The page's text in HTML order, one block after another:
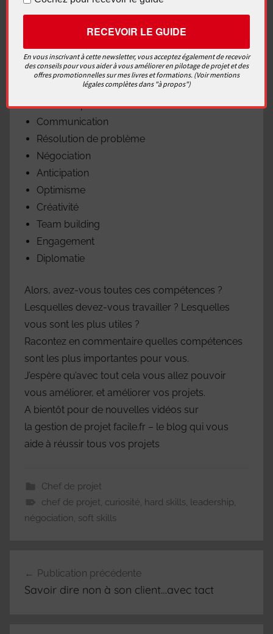
Vous connaissez maintenant les compétences
Outils
Techniques
Méthodologies
Leadership
Communication
Résolution de problème
Négociation
Anticipation
Optimisme
Créativité
Team building
Engagement
Diplomatie
Alors, avez-vous toutes ces compétences ?
Lesquelles devez-vous travailler ? Lesquelles
vous sont les plus utiles ?
Racontez en commentaire quelles compétences
sont les plus importantes pour vous.
J’espère qu’avec tout cela vous allez pouvoir
vous améliorer, et améliorer vos projets.
A bientôt pour de nouvelles vidéos sur
la gestion de projet facile.fr – le blog qui vous
aide à réussir tous vos projets
Chef de projet
chef de projet, curiosité, hard skills, leadership,
négociation, soft skills
de
Publication précédente
Savoir dire non à son client…avec tact
En vous inscrivant à cette newsletter, vous acceptez également de recevoir
des conseils pour vous aider à vous améliorer en pilotage de projet et des
offres promotionnelles sur mes livres et formations. (Voir mentions
légales complètes dans "à propos")